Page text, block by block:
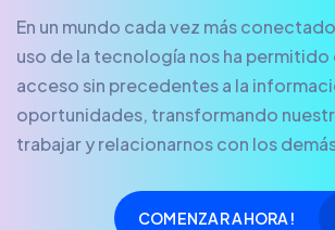
En un mundo cada vez más
uso de la tecnología nos ha permitido
acceso sin precedentes a la
oportunidades, transformando
trabajar y relacionarnos con los
COMENZAR AHORA!